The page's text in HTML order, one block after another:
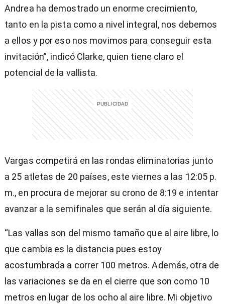
Andrea ha demostrado un enorme crecimiento,
tanto en la pista como a nivel integral, nos debemos
a ellos y por eso nos movimos para conseguir esta
invitación”, indicó Clarke, quien tiene claro el
potencial de la vallista.
Vargas competirá en las rondas eliminatorias junto
a 25 atletas de 20 países, este viernes a las 12:05 p.
m., en procura de mejorar su crono de 8:19 e intentar
avanzar a la semifinales que serán al día siguiente.
“Las vallas son del mismo tamaño que al aire libre, lo
que cambia es la distancia pues estoy
acostumbrada a correr 100 metros. Además, otra de
las variaciones se da en el cierre que son como 10
metros en lugar de los ocho al aire libre. Mi objetivo